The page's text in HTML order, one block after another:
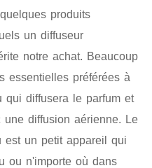
produits
un diffuseur
notre achat. Beaucoup
essentielles préférées à
qui diffusera le parfum et
une diffusion aérienne. Le
est un petit appareil qui
ou n'importe où dans